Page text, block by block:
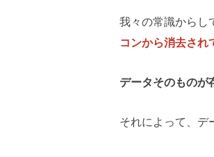
我々の常識からし
コンから消去さ
データそのものが
それによって、デ